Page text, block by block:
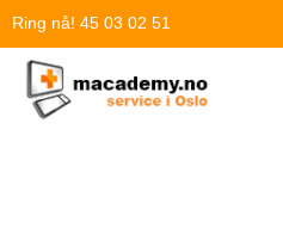
Hopp
innholdet
Ring nå! 45 03 02 51